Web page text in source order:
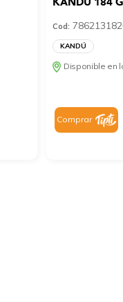
Cod:
KANDÚ
Disponible en
Comprar